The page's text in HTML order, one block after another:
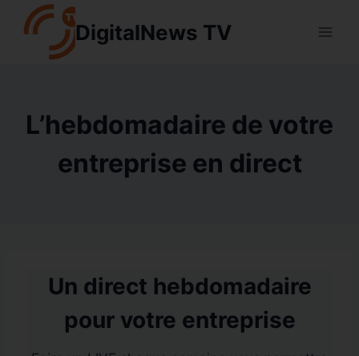
contenu
DigitalNews TV
L’hebdomadaire de votre
entreprise en direct
Un direct hebdomadaire
pour votre entreprise